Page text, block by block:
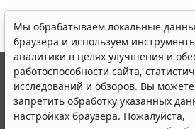
Мы обрабатываем локальные
браузера и используем
аналитики в целях улучшения и
работоспособности сайта,
исследований и обзоров. Вы можете
запретить обработку указанных
настройках браузера. Пожалуйста,
© ООО "НПП "ГАРАНТ-СЕРВИС", 2026.
выпускается с 1990 года. Компания
являются участниками Российской